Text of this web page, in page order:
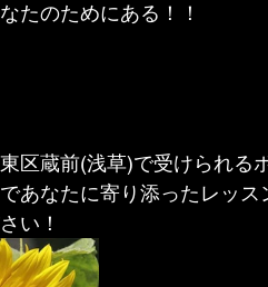
たのためにある！！
区蔵前(浅草)で受けられる
あなたに寄り添ったレッス
い！